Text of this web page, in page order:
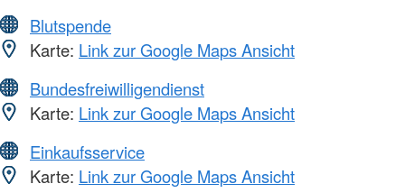
Blutspende
Karte: Link zur Google Maps Ansicht
Bundesfreiwilligendienst
Karte: Link zur Google Maps Ansicht
Einkaufsservice
Karte: Link zur Google Maps Ansicht